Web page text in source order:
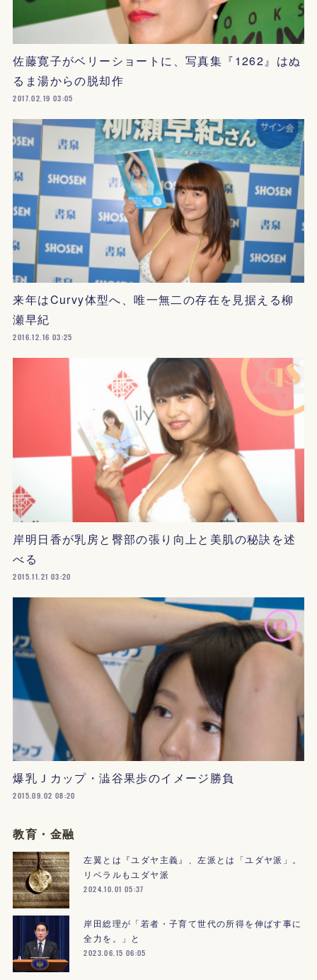
佐藤寛子がベリーショートに、写真集『1262』はぬ
るま湯からの脱却作
2017.02.19 03:05
来年はCurvy体型へ、唯一無二の存在を見据える柳
瀬早紀
2016.12.16 03:25
岸明日香が乳房と臀部の張り向上と美肌の秘訣を述
べる
2015.11.21 03:20
爆乳Ｊカップ・澁谷果歩のイメージ勝負
2015.09.02 08:20
教育・金融
左翼とは『ユダヤ主義』、左派とは「ユダヤ派」。
リベラルもユダヤ派
2024.10.01 05:37
岸田総理が「若者・子育て世代の所得を伸ばす事に
全力を。」と
2023.06.15 06:05